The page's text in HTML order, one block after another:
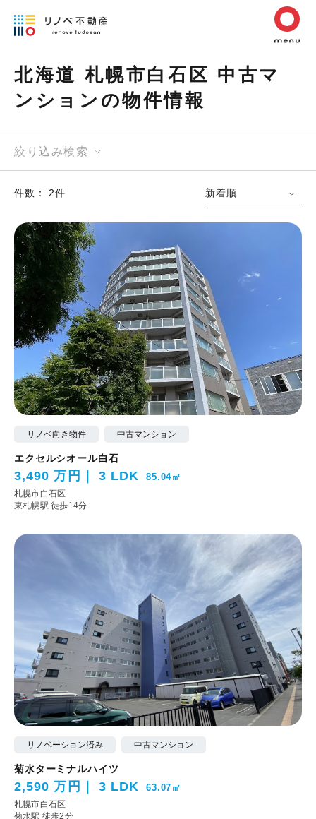
北海道 札幌市白石区 中古マ
ンションの物件情報
絞り込み検索
件数： 2件 新着順
リノベ向き物件 中古マンション
エクセルシオール白石
3,490 万円 3 LDK 85.04㎡
札幌市白石区
東札幌駅 徒歩14分
リノベーション済み 中古マンション
菊水ターミナルハイツ
2,590 万円 3 LDK 63.07㎡
札幌市白石区
菊水駅 徒歩2分